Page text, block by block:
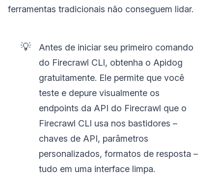
ferramentas tradicionais não conseguem lidar.
💡
Antes de iniciar seu primeiro comando
do Firecrawl CLI, obtenha o Apidog
gratuitamente. Ele permite que você
teste e depure visualmente os
endpoints da API do Firecrawl que o
Firecrawl CLI usa nos bastidores –
chaves de API, parâmetros
personalizados, formatos de resposta –
tudo em uma interface limpa.